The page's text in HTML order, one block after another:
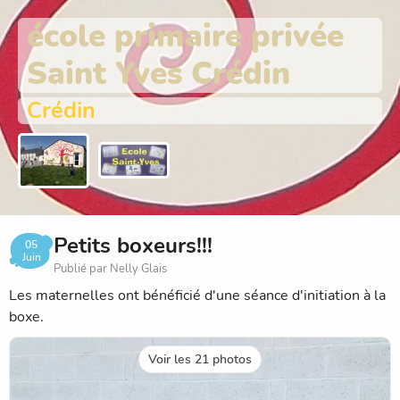
école primaire privée
Saint Yves Crédin
Crédin
05
Juin
Petits boxeurs!!!
Publié par Nelly Glais
Les maternelles ont bénéficié d'une séance d'initiation à la
boxe.
Voir les 21 photos